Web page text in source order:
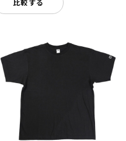
比較する